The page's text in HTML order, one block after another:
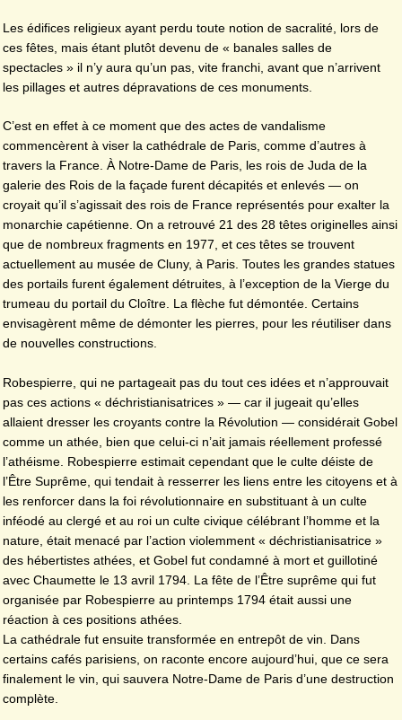
Les édifices religieux ayant perdu toute notion de sacralité, lors de
ces fêtes, mais étant plutôt devenu de « banales salles de
spectacles » il n’y aura qu’un pas, vite franchi, avant que n’arrivent
les pillages et autres dépravations de ces monuments.
C’est en effet à ce moment que des actes de vandalisme
commencèrent à viser la cathédrale de Paris, comme d’autres à
travers la France. À Notre-Dame de Paris, les rois de Juda de la
galerie des Rois de la façade furent décapités et enlevés — on
croyait qu’il s’agissait des rois de France représentés pour exalter la
monarchie capétienne. On a retrouvé 21 des 28 têtes originelles ainsi
que de nombreux fragments en 1977, et ces têtes se trouvent
actuellement au musée de Cluny, à Paris. Toutes les grandes statues
des portails furent également détruites, à l’exception de la Vierge du
trumeau du portail du Cloître. La flèche fut démontée. Certains
envisagèrent même de démonter les pierres, pour les réutiliser dans
de nouvelles constructions.
Robespierre, qui ne partageait pas du tout ces idées et n’approuvait
pas ces actions « déchristianisatrices » — car il jugeait qu’elles
allaient dresser les croyants contre la Révolution — considérait Gobel
comme un athée, bien que celui-ci n’ait jamais réellement professé
l’athéisme. Robespierre estimait cependant que le culte déiste de
l’Être Suprême, qui tendait à resserrer les liens entre les citoyens et à
les renforcer dans la foi révolutionnaire en substituant à un culte
inféodé au clergé et au roi un culte civique célébrant l’homme et la
nature, était menacé par l’action violemment « déchristianisatrice »
des hébertistes athées, et Gobel fut condamné à mort et guillotiné
avec Chaumette le 13 avril 1794. La fête de l’Être suprême qui fut
organisée par Robespierre au printemps 1794 était aussi une
réaction à ces positions athées.
La cathédrale fut ensuite transformée en entrepôt de vin. Dans
certains cafés parisiens, on raconte encore aujourd’hui, que ce sera
finalement le vin, qui sauvera Notre-Dame de Paris d’une destruction
complète.